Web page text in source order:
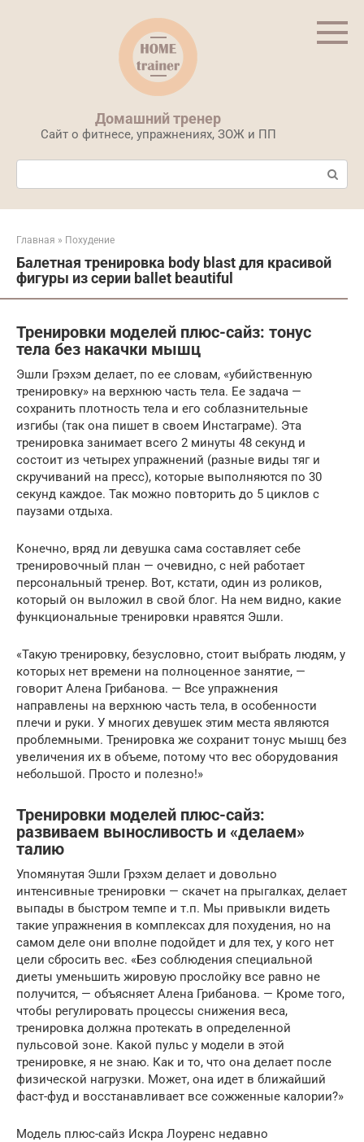
Домашний тренер
Сайт о фитнесе, упражнениях, ЗОЖ и ПП
Поиск:
Главная » Похудение
Балетная тренировка body blast для красивой
фигуры из серии ballet beautiful
Тренировки моделей плюс-сайз: тонус
тела без накачки мышц
Эшли Грэхэм делает, по ее словам, «убийственную
тренировку» на верхнюю часть тела. Ее задача —
сохранить плотность тела и его соблазнительные
изгибы (так она пишет в своем Инстаграме). Эта
тренировка занимает всего 2 минуты 48 секунд и
состоит из четырех упражнений (разные виды тяг и
скручиваний на пресс), которые выполняются по 30
секунд каждое. Так можно повторить до 5 циклов с
паузами отдыха.
Конечно, вряд ли девушка сама составляет себе
тренировочный план — очевидно, с ней работает
персональный тренер. Вот, кстати, один из роликов,
который он выложил в свой блог. На нем видно, какие
функциональные тренировки нравятся Эшли.
«Такую тренировку, безусловно, стоит выбрать людям, у
которых нет времени на полноценное занятие, —
говорит Алена Грибанова. — Все упражнения
направлены на верхнюю часть тела, в особенности
плечи и руки. У многих девушек этим места являются
проблемными. Тренировка же сохранит тонус мышц без
увеличения их в объеме, потому что вес оборудования
небольшой. Просто и полезно!»
Тренировки моделей плюс-сайз:
развиваем выносливость и «делаем»
талию
Упомянутая Эшли Грэхэм делает и довольно
интенсивные тренировки — скачет на прыгалках, делает
выпады в быстром темпе и т.п. Мы привыкли видеть
такие упражнения в комплексах для похудения, но на
самом деле они вполне подойдет и для тех, у кого нет
цели сбросить вес. «Без соблюдения специальной
диеты уменьшить жировую прослойку все равно не
получится, — объясняет Алена Грибанова. — Кроме того,
чтобы регулировать процессы снижения веса,
тренировка должна протекать в определенной
пульсовой зоне. Какой пульс у модели в этой
тренировке, я не знаю. Как и то, что она делает после
физической нагрузки. Может, она идет в ближайший
фаст-фуд и восстанавливает все сожженные калории?»
Модель плюс-сайз Искра Лоуренс недавно